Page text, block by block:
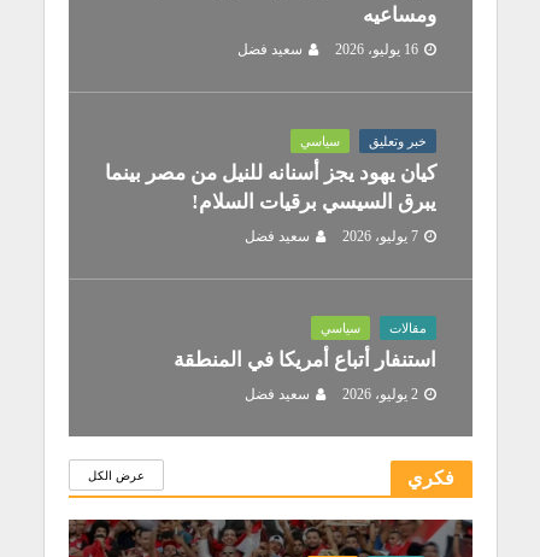
ومساعيه
16 يوليو، 2026 سعيد فضل
خبر وتعليق سياسي
كيان يهود يجز أسنانه للنيل من مصر بينما
يبرق السيسي برقيات السلام!
7 يوليو، 2026 سعيد فضل
مقالات سياسي
استنفار أتباع أمريكا في المنطقة
2 يوليو، 2026 سعيد فضل
فكري عرض الكل